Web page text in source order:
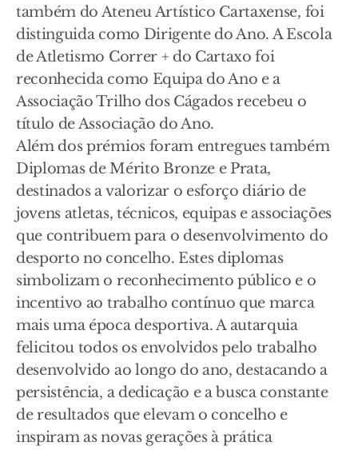
também do Ateneu Artístico Cartaxense, foi
distinguida como Dirigente do Ano. A Escola
de Atletismo Correr + do Cartaxo foi
reconhecida como Equipa do Ano e a
Associação Trilho dos Cágados recebeu o
título de Associação do Ano.
Além dos prémios foram entregues também
Diplomas de Mérito Bronze e Prata,
destinados a valorizar o esforço diário de
jovens atletas, técnicos, equipas e associações
que contribuem para o desenvolvimento do
desporto no concelho. Estes diplomas
simbolizam o reconhecimento público e o
incentivo ao trabalho contínuo que marca
mais uma época desportiva. A autarquia
felicitou todos os envolvidos pelo trabalho
desenvolvido ao longo do ano, destacando a
persistência, a dedicação e a busca constante
de resultados que elevam o concelho e
inspiram as novas gerações à prática